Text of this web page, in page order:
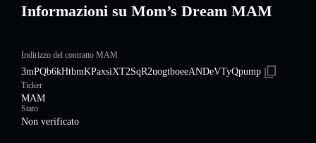
Informazioni su Mom’s Dream MAM
Indirizzo del contratto MAM
3mPQb6kHtbmKPaxsiXT2SqR2uogtboeeANDeVTyQpump
Ticker
MAM
Stato
Non verificato